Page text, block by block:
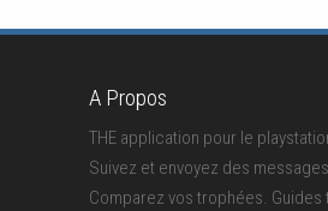
A Propos
THE application pour le
Suivez et envoyez des
Comparez vos trophées.